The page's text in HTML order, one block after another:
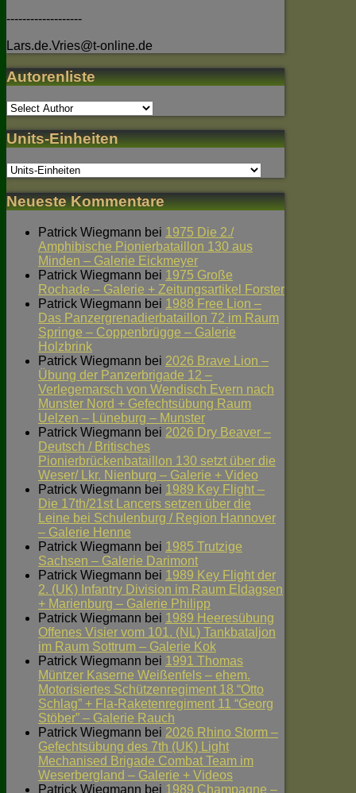
-------------------
Lars.de.Vries@t-online.de
Autorenliste
Units-Einheiten
Neueste Kommentare
Patrick Wiegmann bei 1975 Die 2./
Amphibische Pionierbataillon 130 aus
Minden – Galerie Eickmeyer
Patrick Wiegmann bei 1975 Große
Rochade – Galerie + Zeitungsartikel Forster
Patrick Wiegmann bei 1988 Free Lion –
Das Panzergrenadierbataillon 72 im Raum
Springe – Coppenbrügge – Galerie
Holzbrink
Patrick Wiegmann bei 2026 Brave Lion –
Übung der Panzerbrigade 12 –
Verlegemarsch von Wendisch Evern nach
Munster Nord + Gefechtsübung Raum
Uelzen – Lüneburg – Munster
Patrick Wiegmann bei 2026 Dry Beaver –
Deutsch / Britisches
Pionierbrückenbataillon 130 setzt über die
Weser/ Lkr. Nienburg – Galerie + Video
Patrick Wiegmann bei 1989 Key Flight –
Die 17th/21st Lancers setzen über die
Leine bei Schulenburg / Region Hannover
– Galerie Henne
Patrick Wiegmann bei 1985 Trutzige
Sachsen – Galerie Darimont
Patrick Wiegmann bei 1989 Key Flight der
2. (UK) Infantry Division im Raum Eldagsen
+ Marienburg – Galerie Philipp
Patrick Wiegmann bei 1989 Heeresübung
Offenes Visier vom 101. (NL) Tankbataljon
im Raum Sottrum – Galerie Kok
Patrick Wiegmann bei 1991 Thomas
Müntzer Kaserne Weißenfels – ehem.
Motorisiertes Schützenregiment 18 “Otto
Schlag” + Fla-Raketenregiment 11 “Georg
Stöber” – Galerie Rauch
Patrick Wiegmann bei 2026 Rhino Storm –
Gefechtsübung des 7th (UK) Light
Mechanised Brigade Combat Team im
Weserbergland – Galerie + Videos
Patrick Wiegmann bei 1989 Champagne –